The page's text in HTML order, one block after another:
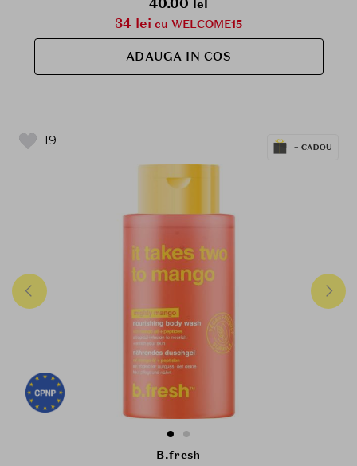
lei
34 lei cu WELCOME15
ADAUGA IN COS
19
B.fresh